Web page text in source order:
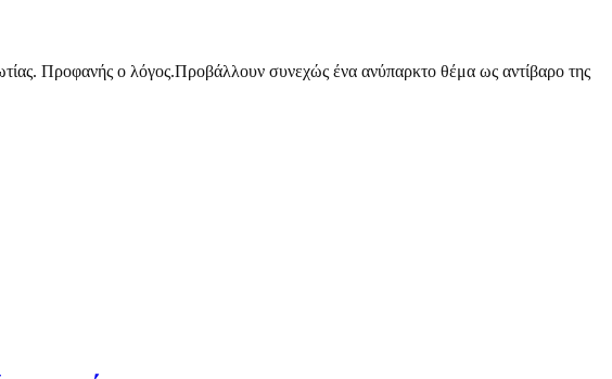
Προφανής ο λόγος.Προβάλλουν συνεχώς ένα ανύπαρκτο θέμα ως αντίβαρο της